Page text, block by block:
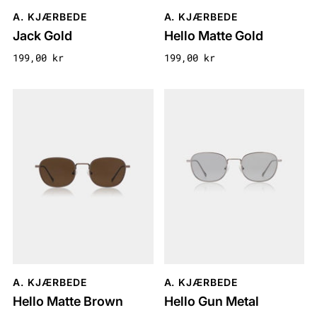
A. KJÆRBEDE
Jack Gold
199,00 kr
A. KJÆRBEDE
Hello Matte Gold
199,00 kr
A. KJÆRBEDE
Hello Matte Brown
A. KJÆRBEDE
Hello Gun Metal